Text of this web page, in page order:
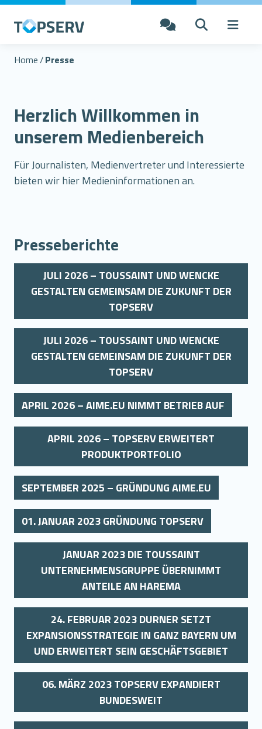
Home/Presse
Herzlich Willkommen in
unserem Medienbereich
Für Journalisten, Medienvertreter und Interessierte
bieten wir hier Medieninformationen an.
Presseberichte
JULI 2026 – TOUSSAINT UND WENCKE
GESTALTEN GEMEINSAM DIE ZUKUNFT DER
TOPSERV
JULI 2026 – TOUSSAINT UND WENCKE
GESTALTEN GEMEINSAM DIE ZUKUNFT DER
TOPSERV
APRIL 2026 – AIME.EU NIMMT BETRIEB AUF
APRIL 2026 – TOPSERV ERWEITERT
PRODUKTPORTFOLIO
SEPTEMBER 2025 – GRÜNDUNG AIME.EU
01. JANUAR 2023 GRÜNDUNG TOPSERV
JANUAR 2023 DIE TOUSSAINT
UNTERNEHMENSGRUPPE ÜBERNIMMT
ANTEILE AN HAREMA
24. FEBRUAR 2023 DURNER SETZT
EXPANSIONSSTRATEGIE IN GANZ BAYERN UM
UND ERWEITERT SEIN GESCHÄFTSGEBIET
06. MÄRZ 2023 TOPSERV EXPANDIERT
BUNDESWEIT